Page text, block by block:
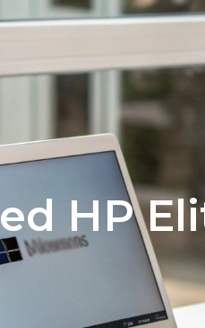
HP